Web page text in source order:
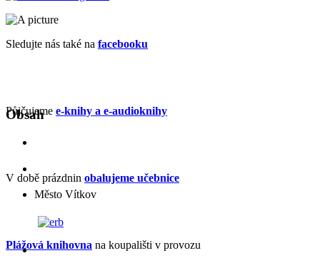
Sledujte nás také na facebooku
Půjčujeme e-knihy a e-audioknihy
V době prázdnin obalujeme učebnice
Plážová knihovna na koupališti v provozu
Obsah
Město Vítkov